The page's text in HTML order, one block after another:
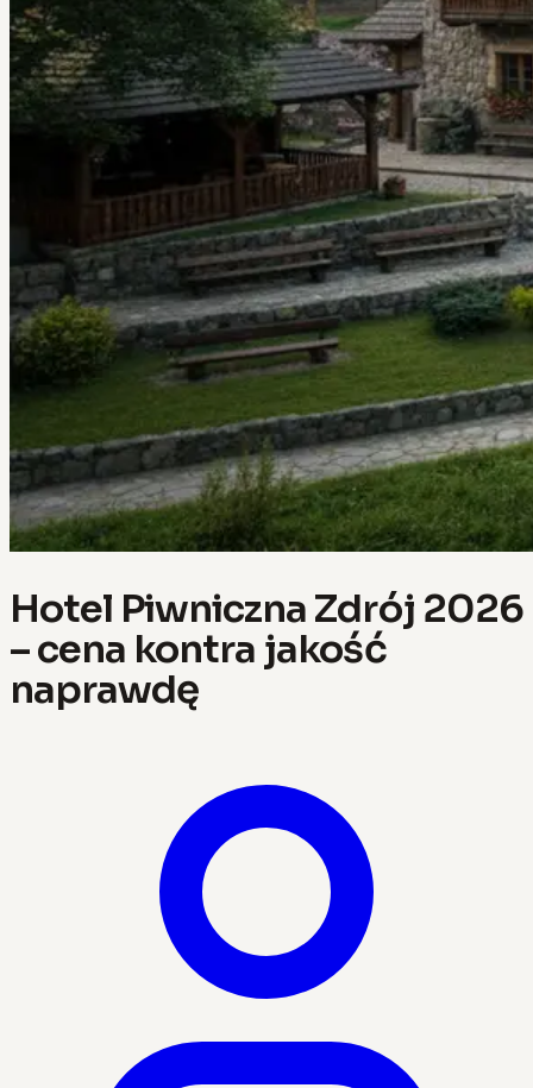
Hotel Piwniczna Zdrój 2026
– cena kontra jakość
naprawdę